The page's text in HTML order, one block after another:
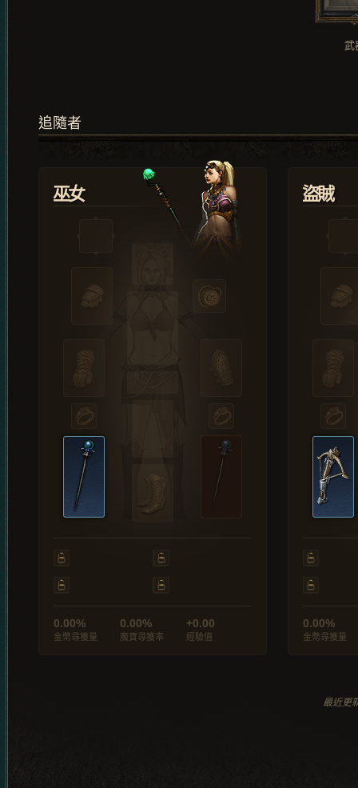
武
追隨者
巫女
0.00%
金幣尋獲量
0.00%
魔寶尋獲率
+0.00
經驗值
盜賊
0.00%
金幣尋獲量
最近更